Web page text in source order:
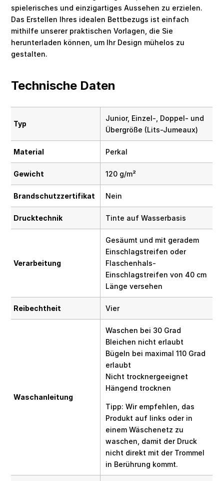
spielerisches und einzigartiges Aussehen zu erzielen.
Das Erstellen Ihres idealen Bettbezugs ist einfach
mithilfe unserer praktischen Vorlagen, die Sie
herunterladen können, um Ihr Design mühelos zu
gestalten.
Technische Daten
Typ
Junior, Einzel-, Doppel- und
Übergröße (Lits-Jumeaux)
Material Perkal
Gewicht 120 g/m²
Brandschutzzertifikat Nein
Drucktechnik Tinte auf Wasserbasis
Verarbeitung
Gesäumt und mit geradem
Einschlagstreifen oder
Flaschenhals-
Einschlagstreifen von 40 cm
Länge versehen
Reibechtheit Vier
Waschanleitung
Waschen bei 30 Grad
Bleichen nicht erlaubt
Bügeln bei maximal 110 Grad
erlaubt
Nicht trocknergeeignet
Hängend trocknen
Tipp: Wir empfehlen, das
Produkt auf links oder in
einem Wäschenetz zu
waschen, damit der Druck
nicht direkt mit der Trommel
in Berührung kommt.